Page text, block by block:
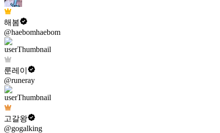
해봄
@haebomhaebom
룬레이
@runeray
고갈왕
@gogalking